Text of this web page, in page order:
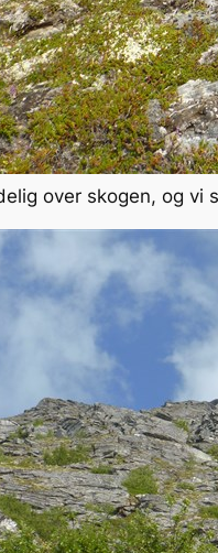
over skogen, og vi